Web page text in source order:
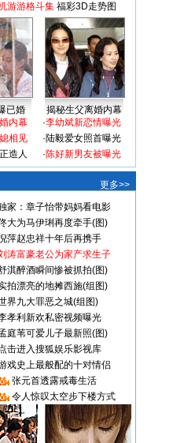
游游格斗集 福彩3D走势图
已婚
揭秘生父离婚内幕
内幕
相见
造人
·李幼斌新恋情曝光
·陆毅爱女照首曝光
·陈好新男友被曝光
更多>>
家：章子怡带妈妈看电影
大为马伊琍再度牵手(图)
萍赵忠祥十年后再携手
涛富豪老公为家产求生子
淇醉酒瞬间惨被抓拍(图)
拍漂亮的地摊西施(组图)
界九大罪恶之城(组图)
孝利新欢私密视频曝光
庭苇可爱儿子最新照(图)
击进入搜狐娱乐影视库
戏史上最般配的十对情侣
张元首透露戒毒生活
令人惊叹太空步下楼方式